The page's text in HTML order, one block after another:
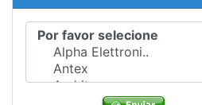
Por favor selecione ...